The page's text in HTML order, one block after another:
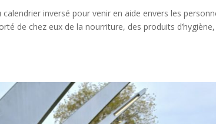
inversé pour venir en aide envers les
de chez eux de la nourriture, des produits